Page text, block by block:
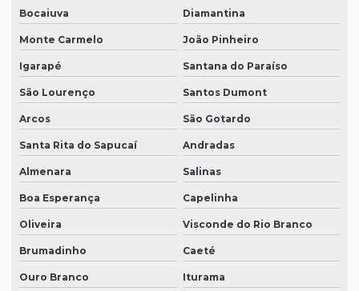
Bocaiuva Diamantina
Monte Carmelo João Pinheiro
Igarapé Santana do Paraíso
São Lourenço Santos Dumont
Arcos São Gotardo
Santa Rita do Sapucaí Andradas
Almenara Salinas
Boa Esperança Capelinha
Oliveira Visconde do Rio Branco
Brumadinho Caeté
Ouro Branco Iturama